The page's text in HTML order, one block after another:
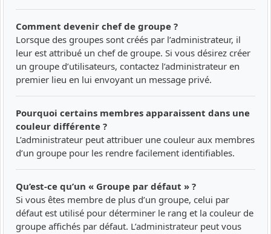
Comment devenir chef de groupe ?
Lorsque des groupes sont créés par l’administrateur, il
leur est attribué un chef de groupe. Si vous désirez créer
un groupe d’utilisateurs, contactez l’administrateur en
premier lieu en lui envoyant un message privé.
Pourquoi certains membres apparaissent dans une
couleur différente ?
L’administrateur peut attribuer une couleur aux membres
d’un groupe pour les rendre facilement identifiables.
Qu’est-ce qu’un « Groupe par défaut » ?
Si vous êtes membre de plus d’un groupe, celui par
défaut est utilisé pour déterminer le rang et la couleur de
groupe affichés par défaut. L’administrateur peut vous